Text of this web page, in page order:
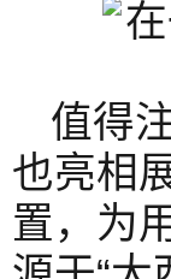
值得
也亮相
置，为